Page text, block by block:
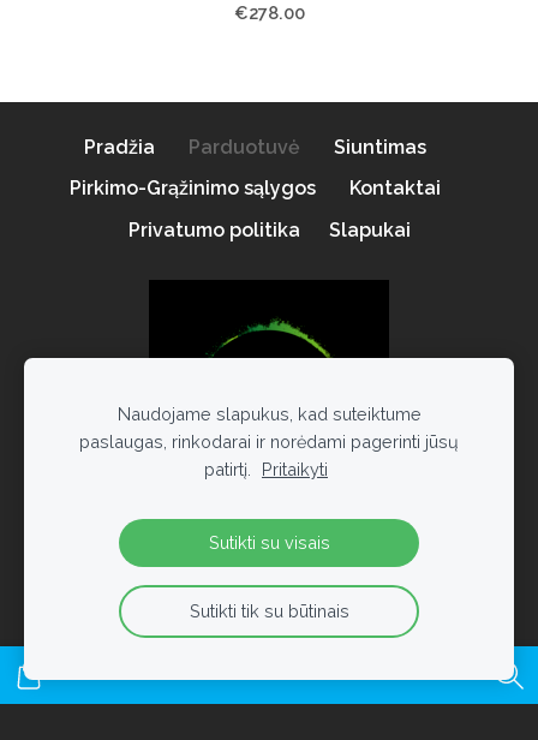
€278.00
Pradžia Parduotuvė
Siuntimas
Pirkimo-Grąžinimo sąlygos
Kontaktai
Privatumo politika
Slapukai
dacat.lt 2021
Naudojame slapukus, kad suteiktume
paslaugas, rinkodarai ir norėdami pagerinti jūsų
patirtį.
Pritaikyti
Sutikti su visais
Sutikti tik su būtinais